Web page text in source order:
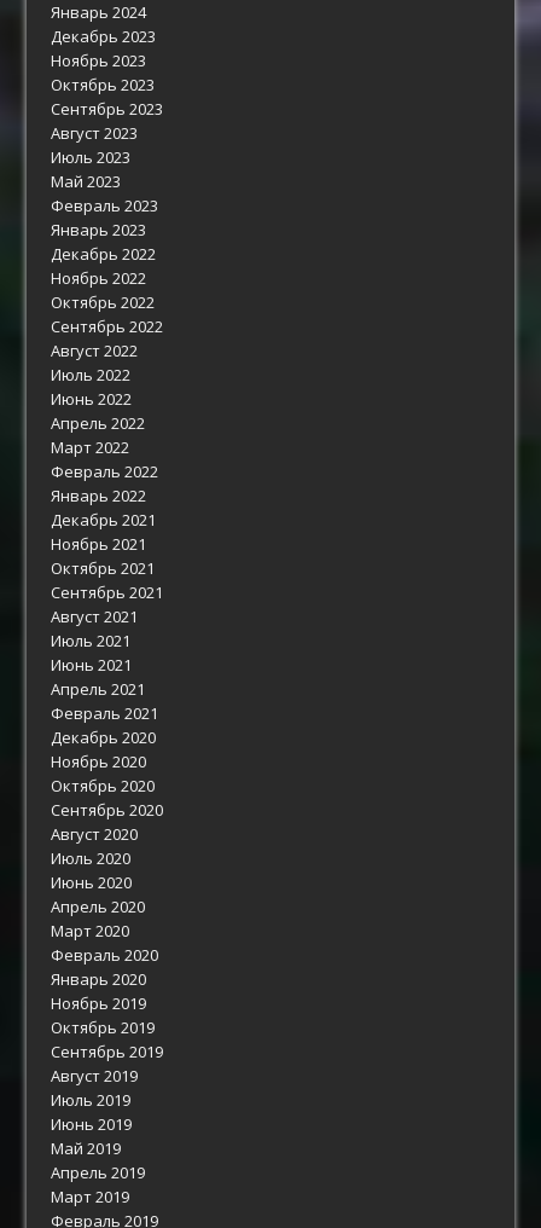
Январь 2024
Декабрь 2023
Ноябрь 2023
Октябрь 2023
Сентябрь 2023
Август 2023
Июль 2023
Май 2023
Февраль 2023
Январь 2023
Декабрь 2022
Ноябрь 2022
Октябрь 2022
Сентябрь 2022
Август 2022
Июль 2022
Июнь 2022
Апрель 2022
Март 2022
Февраль 2022
Январь 2022
Декабрь 2021
Ноябрь 2021
Октябрь 2021
Сентябрь 2021
Август 2021
Июль 2021
Июнь 2021
Апрель 2021
Февраль 2021
Декабрь 2020
Ноябрь 2020
Октябрь 2020
Сентябрь 2020
Август 2020
Июль 2020
Июнь 2020
Апрель 2020
Март 2020
Февраль 2020
Январь 2020
Ноябрь 2019
Октябрь 2019
Сентябрь 2019
Август 2019
Июль 2019
Июнь 2019
Май 2019
Апрель 2019
Март 2019
Февраль 2019